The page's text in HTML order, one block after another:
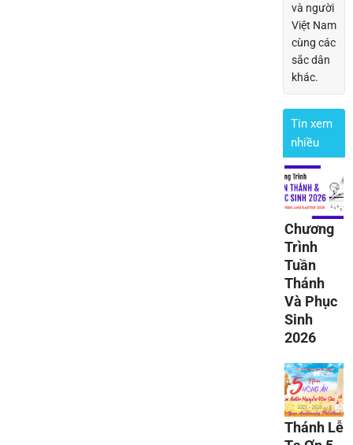
và người
Việt Nam
cùng các
sắc dân
khác.
Tin xem
nhiều
Chương
Trình
Tuần
Thánh
Và Phục
Sinh
2026
Thánh Lễ